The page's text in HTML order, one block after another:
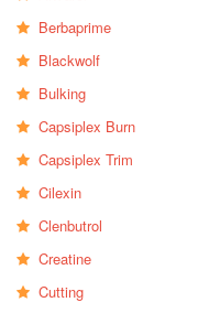
Berbaprime
Blackwolf
Bulking
Capsiplex Burn
Capsiplex Trim
Cilexin
Clenbutrol
Creatine
Cutting